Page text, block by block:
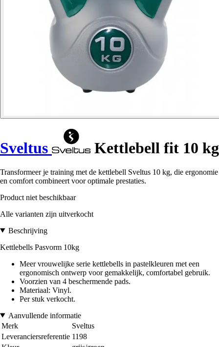
Sveltus Kettlebell fit 10 kg
Transformeer je training met de kettlebell Sveltus 10 kg, die ergonomie
en comfort combineert voor optimale prestaties.
Product niet beschikbaar
Alle varianten zijn uitverkocht
Beschrijving
Kettlebells Pasvorm 10kg
Meer vrouwelijke serie kettlebells in pastelkleuren met een
ergonomisch ontwerp voor gemakkelijk, comfortabel gebruik.
Voorzien van 4 beschermende pads.
Materiaal: Vinyl.
Per stuk verkocht.
Aanvullende informatie
Merk
Sveltus
Leveranciersreferentie 1198